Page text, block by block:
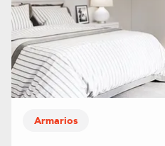
Armarios